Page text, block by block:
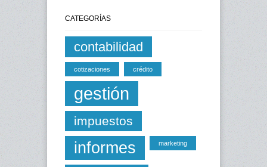
CATEGORÍAS
contabilidad
cotizaciones crédito
gestión
impuestos
informes marketing